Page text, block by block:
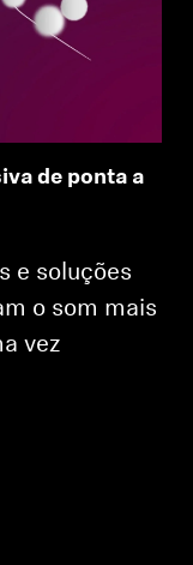
de ponta a
e soluções
o som mais
vez